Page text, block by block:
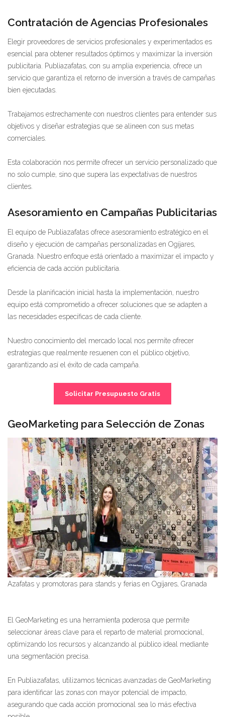
Contratación de Agencias Profesionales
Elegir proveedores de servicios profesionales y experimentados es
esencial para obtener resultados óptimos y maximizar la inversión
publicitaria. Publiazafatas, con su amplia experiencia, ofrece un
servicio que garantiza el retorno de inversión a través de campañas
bien ejecutadas.
Trabajamos estrechamente con nuestros clientes para entender sus
objetivos y diseñar estrategias que se alineen con sus metas
comerciales.
Esta colaboración nos permite ofrecer un servicio personalizado que
no solo cumple, sino que supera las expectativas de nuestros
clientes.
Asesoramiento en Campañas Publicitarias
El equipo de Publiazafatas ofrece asesoramiento estratégico en el
diseño y ejecución de campañas personalizadas en Ogíjares,
Granada. Nuestro enfoque está orientado a maximizar el impacto y
eficiencia de cada acción publicitaria.
Desde la planificación inicial hasta la implementación, nuestro
equipo está comprometido a ofrecer soluciones que se adapten a
las necesidades específicas de cada cliente.
Nuestro conocimiento del mercado local nos permite ofrecer
estrategias que realmente resuenen con el público objetivo,
garantizando así el éxito de cada campaña.
Solicitar Presupuesto Gratis
GeoMarketing para Selección de Zonas
Azafatas y promotoras para stands y ferias en Ogíjares, Granada
El GeoMarketing es una herramienta poderosa que permite
seleccionar áreas clave para el reparto de material promocional,
optimizando los recursos y alcanzando al público ideal mediante
una segmentación precisa.
En Publiazafatas, utilizamos técnicas avanzadas de GeoMarketing
para identificar las zonas con mayor potencial de impacto,
asegurando que cada acción promocional sea lo más efectiva